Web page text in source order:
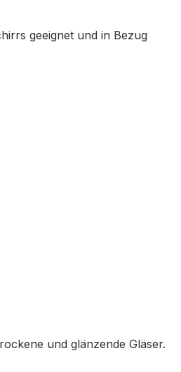
geeignet und in Bezug
und glänzende Gläser.